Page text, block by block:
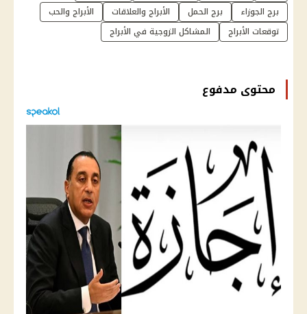
برج الجوزاء
برج الحمل الأبراج والعلاقات
الأبراج والحب
توقعات الأبراج
المشاكل الزوجية في الأبراج
محتوى مدفوع